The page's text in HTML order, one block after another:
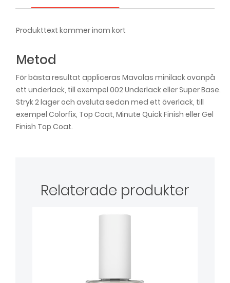
Produkttext kommer inom kort
Metod
För bästa resultat appliceras Mavalas minilack ovanpå
ett underlack, till exempel 002 Underlack eller Super Base.
Stryk 2 lager och avsluta sedan med ett överlack, till
exempel Colorfix, Top Coat, Minute Quick Finish eller Gel
Finish Top Coat.
Relaterade produkter